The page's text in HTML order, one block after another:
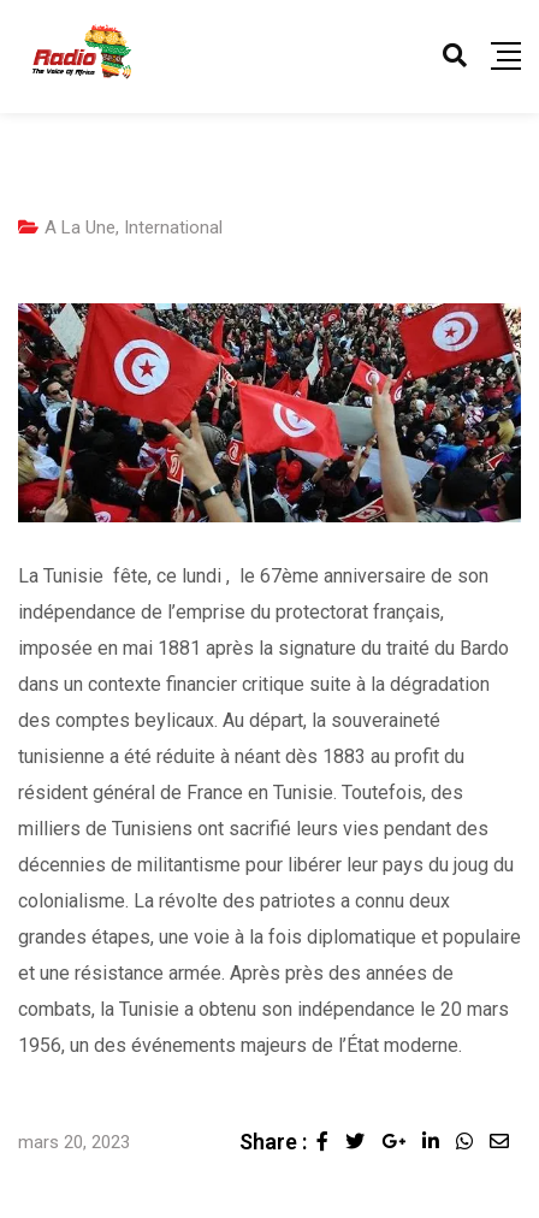
A La Une, International
La Tunisie fête, ce lundi , le 67ème anniversaire de son
indépendance de l’emprise du protectorat français,
imposée en mai 1881 après la signature du traité du Bardo
dans un contexte financier critique suite à la dégradation
des comptes beylicaux. Au départ, la souveraineté
tunisienne a été réduite à néant dès 1883 au profit du
résident général de France en Tunisie. Toutefois, des
milliers de Tunisiens ont sacrifié leurs vies pendant des
décennies de militantisme pour libérer leur pays du joug du
colonialisme. La révolte des patriotes a connu deux
grandes étapes, une voie à la fois diplomatique et populaire
et une résistance armée. Après près des années de
combats, la Tunisie a obtenu son indépendance le 20 mars
1956, un des événements majeurs de l’État moderne.
mars 20, 2023 Share : Google+LinkedIn